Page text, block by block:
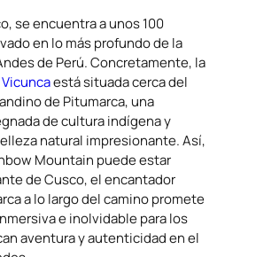
se encuentra a unos 100
en lo más profundo de la
de Perú. Concretamente, la
está situada cerca del
de Pitumarca, una
de cultura indígena y
natural impresionante. Así,
Mountain puede estar
de Cusco, el encantador
a lo largo del camino promete
e inolvidable para los
aventura y autenticidad en el